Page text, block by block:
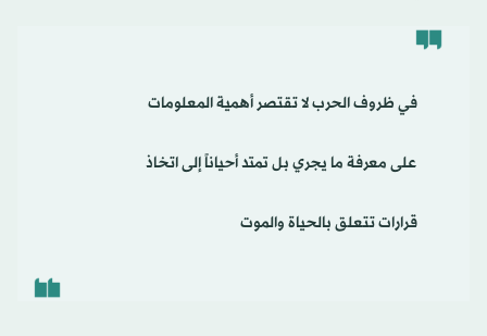
في ظروف الحرب لا تقتصر أهمية المعلومات
على معرفة ما يجري بل تمتد أحياناً إلى اتخاذ
قرارات تتعلق بالحياة والموت